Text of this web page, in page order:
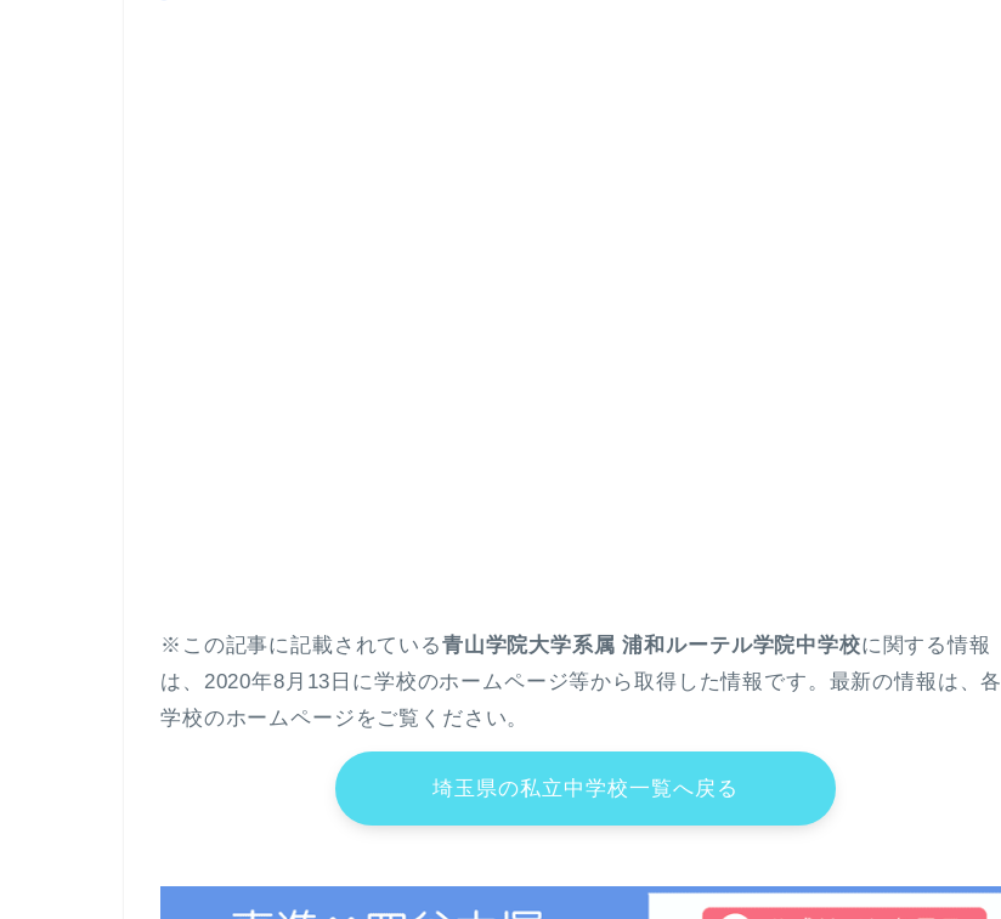
※この記事に記載されている青山学院大学系属 浦和ルーテル学院中学校に関する情報
は、2020年8月13日に学校のホームページ等から取得した情報です。最新の情報は、各
学校のホームページをご覧ください。
埼玉県の私立中学校一覧へ戻る